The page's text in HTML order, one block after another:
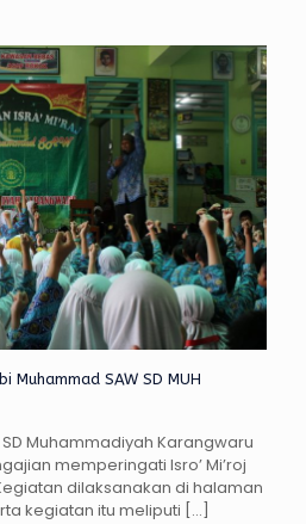
Muhammad SAW SD MUH
SD Muhammadiyah Karangwaru
memperingati Isro’ Mi’roj
dilaksanakan di halaman
kegiatan itu meliputi […]